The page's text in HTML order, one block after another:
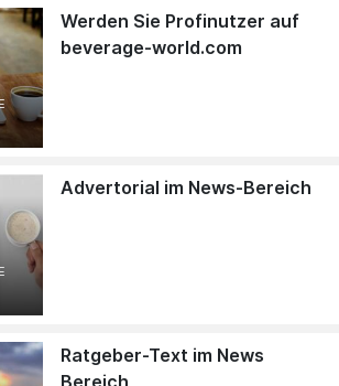
Werden Sie Profinutzer auf
beverage-world.com
Advertorial im News-Bereich
Ratgeber-Text im News